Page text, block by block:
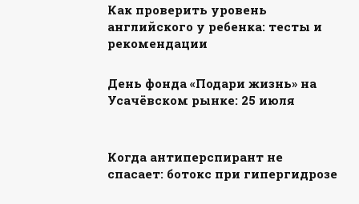
Как проверить уровень
английского у ребенка: тесты и
рекомендации
День фонда «Подари жизнь» на
Усачёвском рынке: 25 июля
Когда антиперспирант не
спасает: ботокс при гипергидрозе